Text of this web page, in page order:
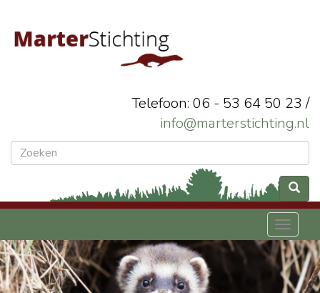
Telefoon: 06 - 53 64 50 23 /
info@marterstichting.nl